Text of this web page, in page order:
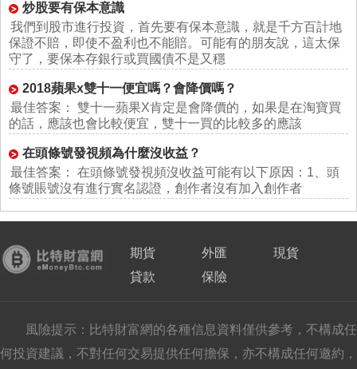
炒股要有保本意識
我們到股市進行投資，首先要有保本意識，就是千方百計地
保證不賠，即使不盈利也不能賠。可能有的朋友說，這太保
守了，要保本存銀行或買國債不是又穩
2018蘋果x雙十一便宜嗎？會降價嗎？
最佳答案： 雙十一蘋果X肯定是會降價的，如果是在淘寶買
的話，應該也會比較便宜，雙十一買的比較多的應該
在頭條號發視頻為什麼沒收益？
最佳答案： 在頭條號發視頻沒收益可能有以下原因：1、頭
條號賬號沒有進行實名認證，創作者沒有加入創作者
期貨 外匯
現貨
貸款
保險
風險提示：比特財富網的各種信息資料僅供參考，不構成任
何投資建議，不對任何交易提供任何擔保，亦不構成任何邀約，